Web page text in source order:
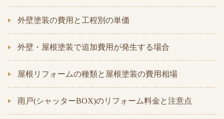
外壁塗装の費用と工程別の単価
外壁・屋根塗装で追加費用が発生する場合
屋根リフォームの種類と屋根塗装の費用相場
雨戸(シャッターBOX)のリフォーム料金と注意点